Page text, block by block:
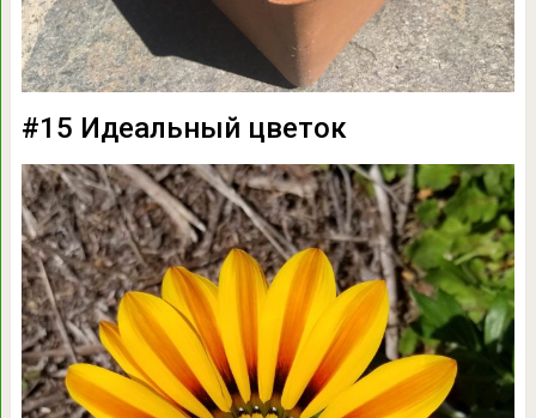
#15 Идеальный цветок